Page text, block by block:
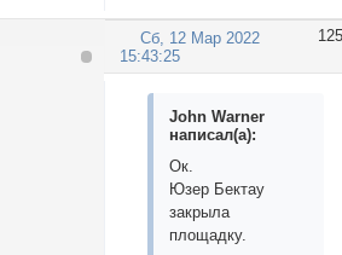
125
Сб, 12 Мар 2022
15:43:25
John Warner
написал(а):
Ок.
Юзер Бектау
закрыла
площадку.